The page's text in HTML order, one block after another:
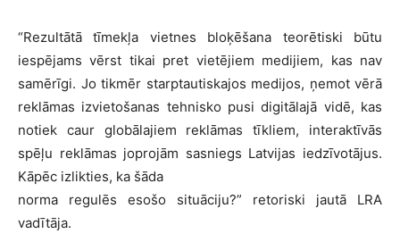
“Rezultātā tīmekļa vietnes bloķēšana teorētiski būtu
iespējams vērst tikai pret vietējiem medijiem, kas nav
samērīgi. Jo tikmēr starptautiskajos medijos, ņemot vērā
reklāmas izvietošanas tehnisko pusi digitālajā vidē, kas
notiek caur globālajiem reklāmas tīkliem, interaktīvās
spēļu reklāmas joprojām sasniegs Latvijas iedzīvotājus.
Kāpēc izlikties, ka šāda
norma regulēs esošo situāciju?” retoriski jautā LRA
vadītāja.